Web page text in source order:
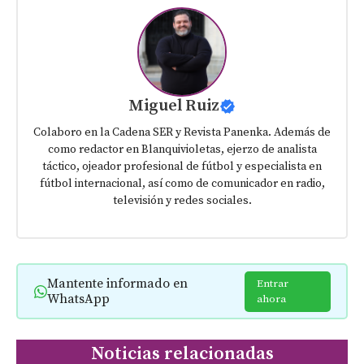
Miguel Ruiz
Colaboro en la Cadena SER y Revista Panenka. Además de
como redactor en Blanquivioletas, ejerzo de analista
táctico, ojeador profesional de fútbol y especialista en
fútbol internacional, así como de comunicador en radio,
televisión y redes sociales.
Mantente informado en
WhatsApp
Entrar
ahora
Noticias relacionadas